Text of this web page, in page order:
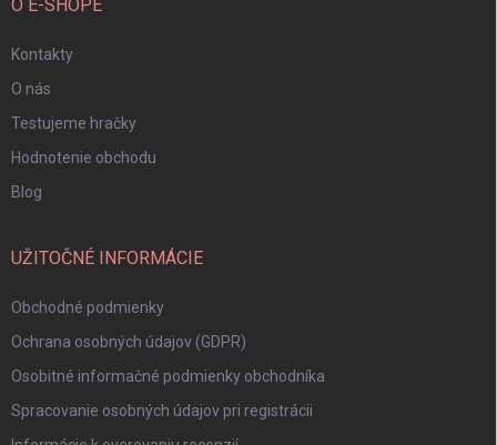
O E-SHOPE
Kontakty
O nás
Testujeme hračky
Hodnotenie obchodu
Blog
UŽITOČNÉ INFORMÁCIE
Obchodné podmienky
Ochrana osobných údajov (GDPR)
Osobitné informačné podmienky obchodníka
Spracovanie osobných údajov pri registrácii